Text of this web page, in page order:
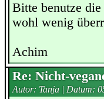
Bitte benutze
wohl wenig
Achim
Re: Nicht-
Autor: Tanja | Datum: